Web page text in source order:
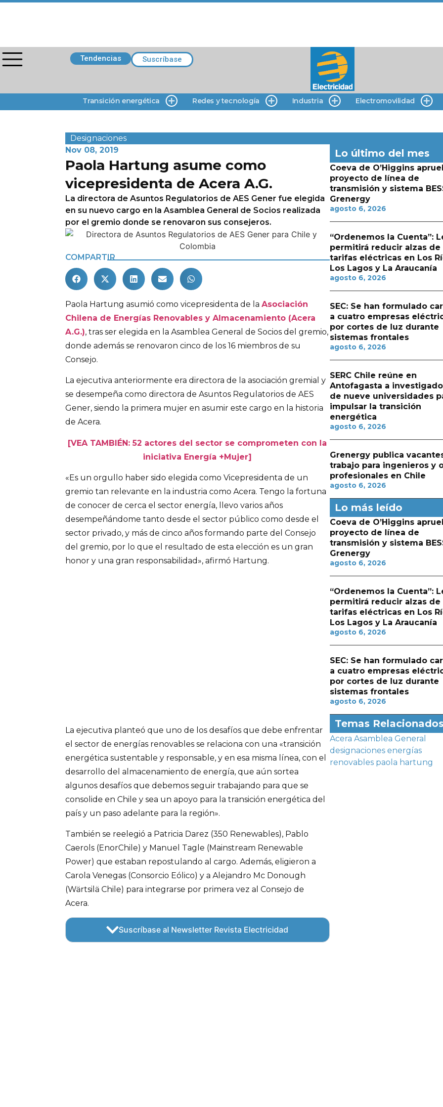
Tendencias Suscríbase
Transición energética Redes y tecnología Industria Electromovilidad
Designaciones
Nov 08, 2019
Paola Hartung asume como
vicepresidenta de Acera A.G.
La directora de Asuntos Regulatorios de AES Gener fue elegida
en su nuevo cargo en la Asamblea General de Socios realizada
por el gremio donde se renovaron sus consejeros.
COMPARTIR
Paola Hartung asumió como vicepresidenta de la Asociación
Chilena de Energías Renovables y Almacenamiento (Acera
A.G.), tras ser elegida en la Asamblea General de Socios del gremio,
donde además se renovaron cinco de los 16 miembros de su
Consejo.
La ejecutiva anteriormente era directora de la asociación gremial y
se desempeña como directora de Asuntos Regulatorios de AES
Gener, siendo la primera mujer en asumir este cargo en la historia
de Acera.
[VEA TAMBIÉN: 52 actores del sector se comprometen con la
iniciativa Energía +Mujer]
«Es un orgullo haber sido elegida como Vicepresidenta de un
gremio tan relevante en la industria como Acera. Tengo la fortuna
de conocer de cerca el sector energía, llevo varios años
desempeñándome tanto desde el sector público como desde el
sector privado, y más de cinco años formando parte del Consejo
del gremio, por lo que el resultado de esta elección es un gran
honor y una gran responsabilidad», afirmó Hartung.
La ejecutiva planteó que uno de los desafíos que debe enfrentar
el sector de energías renovables se relaciona con una «transición
energética sustentable y responsable, y en esa misma línea, con el
desarrollo del almacenamiento de energía, que aún sortea
algunos desafíos que debemos seguir trabajando para que se
consolide en Chile y sea un apoyo para la transición energética del
país y un paso adelante para la región».
También se reelegió a Patricia Darez (350 Renewables), Pablo
Caerols (EnorChile) y Manuel Tagle (Mainstream Renewable
Power) que estaban repostulando al cargo. Además, eligieron a
Carola Venegas (Consorcio Eólico) y a Alejandro Mc Donough
(Wärtsilä Chile) para integrarse por primera vez al Consejo de
Acera.
Suscríbase al Newsletter Revista Electricidad
Lo último del mes
Coeva de O’Higgins
proyecto de línea de
transmisión y sistema
Grenergy
agosto 6, 2026
“Ordenemos la Cuenta”:
permitirá reducir alzas de
tarifas eléctricas en Los
Los Lagos y La Araucanía
agosto 6, 2026
SEC: Se han formulado
a cuatro empresas
por cortes de luz durante
sistemas frontales
agosto 6, 2026
SERC Chile reúne en
Antofagasta a
de nueve universidades
impulsar la transición
energética
agosto 6, 2026
Grenergy publica
trabajo para ingenieros y
profesionales en Chile
agosto 6, 2026
Lo más leído
Coeva de O’Higgins
proyecto de línea de
transmisión y sistema
Grenergy
agosto 6, 2026
“Ordenemos la Cuenta”:
permitirá reducir alzas de
tarifas eléctricas en Los
Los Lagos y La Araucanía
agosto 6, 2026
SEC: Se han formulado
a cuatro empresas
por cortes de luz durante
sistemas frontales
agosto 6, 2026
Temas Relacionados
Acera Asamblea General
designaciones energías
renovables paola hartung